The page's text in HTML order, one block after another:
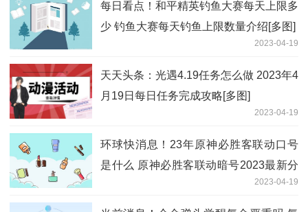
每日看点！和平精英钓鱼大赛每天上限多
少 钓鱼大赛每天钓鱼上限数量介绍[多图]
2023-04-19
天天头条：光遇4.19任务怎么做 2023年4
月19日每日任务完成攻略[多图]
2023-04-19
环球快消息！23年原神必胜客联动口号
是什么 原神必胜客联动暗号2023最新分
2023-04-19